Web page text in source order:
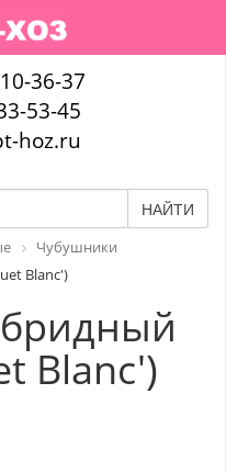
36-37
53-45
hoz.ru
НАЙТИ
Чубушники
Blanc')
Blanc')